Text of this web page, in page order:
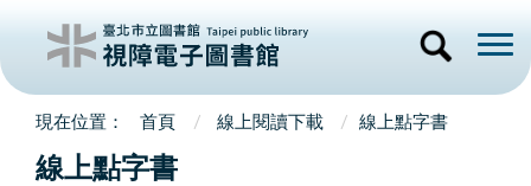
首頁 線上閱讀下載 線上點字書
線上點字書